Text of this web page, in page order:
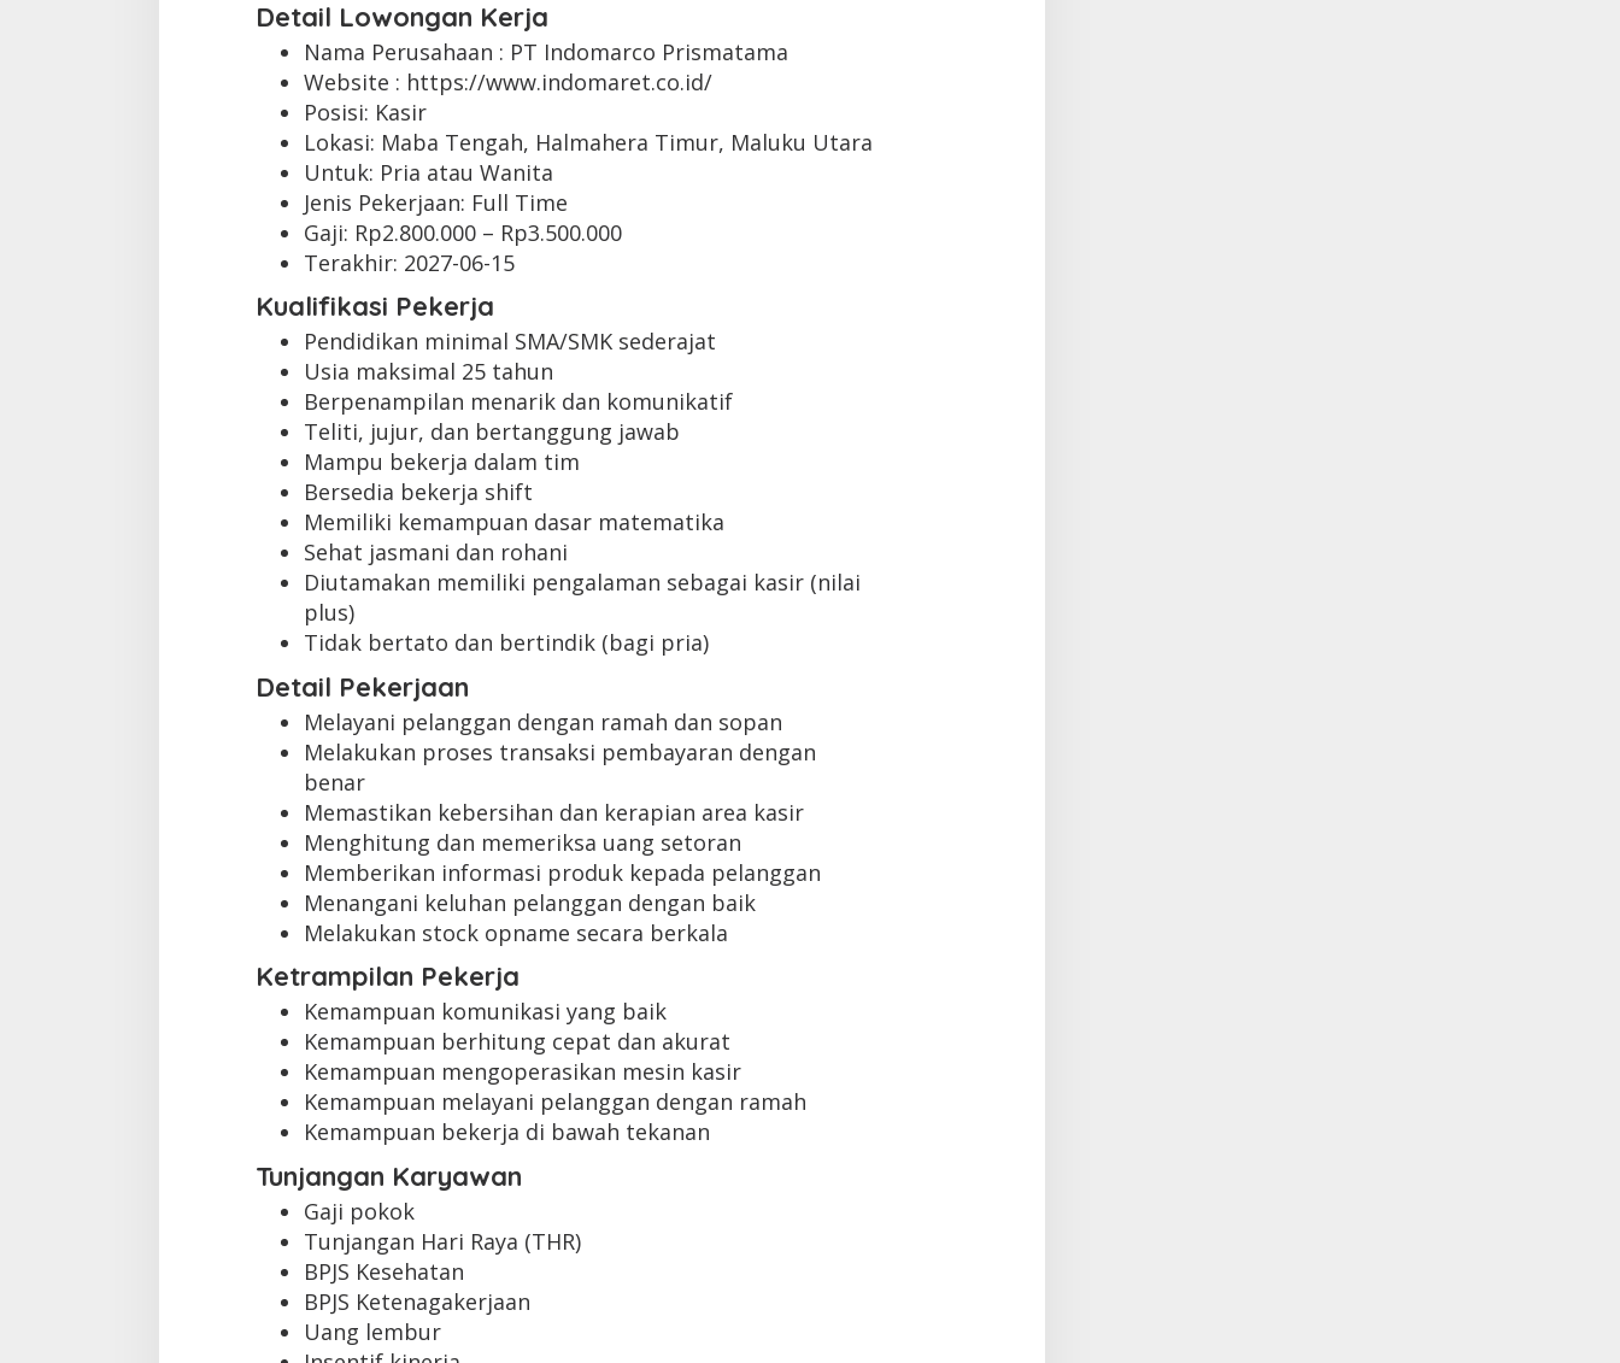
Detail Lowongan Kerja
Nama Perusahaan : PT Indomarco Prismatama
Website : https://www.indomaret.co.id/
Posisi: Kasir
Lokasi: Maba Tengah, Halmahera Timur, Maluku Utara
Untuk: Pria atau Wanita
Jenis Pekerjaan: Full Time
Gaji: Rp2.800.000– Rp3.500.000
Terakhir: 2027-06-15
Kualifikasi Pekerja
Pendidikan minimal SMA/SMK sederajat
Usia maksimal 25 tahun
Berpenampilan menarik dan komunikatif
Teliti, jujur, dan bertanggung jawab
Mampu bekerja dalam tim
Bersedia bekerja shift
Memiliki kemampuan dasar matematika
Sehat jasmani dan rohani
Diutamakan memiliki pengalaman sebagai kasir (nilai
plus)
Tidak bertato dan bertindik (bagi pria)
Detail Pekerjaan
Melayani pelanggan dengan ramah dan sopan
Melakukan proses transaksi pembayaran dengan
benar
Memastikan kebersihan dan kerapian area kasir
Menghitung dan memeriksa uang setoran
Memberikan informasi produk kepada pelanggan
Menangani keluhan pelanggan dengan baik
Melakukan stock opname secara berkala
Ketrampilan Pekerja
Kemampuan komunikasi yang baik
Kemampuan berhitung cepat dan akurat
Kemampuan mengoperasikan mesin kasir
Kemampuan melayani pelanggan dengan ramah
Kemampuan bekerja di bawah tekanan
Tunjangan Karyawan
Gaji pokok
Tunjangan Hari Raya (THR)
BPJS Kesehatan
BPJS Ketenagakerjaan
Uang lembur